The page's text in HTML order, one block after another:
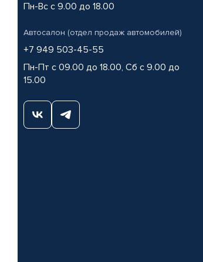
Пн-Вс с 9.00 до 18.00
Автосалон (отдел продаж автомобилей)
+7 949 503-45-55
Пн-Пт с 09.00 до 18.00, Сб с 9.00 до
15.00